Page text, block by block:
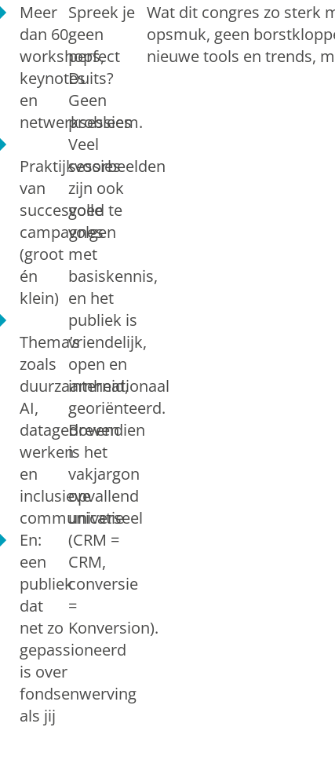
Meer
dan 60
workshops,
keynotes
en
netwerksessies
Praktijkvoorbeelden
van
succesvolle
campagnes
(groot
én
klein)
Thema’s
zoals
duurzaamheid,
AI,
datagedreven
werken
en
inclusieve
communicatie
En:
een
publiek
dat
net zo
gepassioneerd
is over
fondsenwerving
als jij
Spreek je
geen
perfect
Duits?
Geen
probleem.
Veel
sessies
zijn ook
goed te
volgen
met
basiskennis,
en het
publiek is
vriendelijk,
open en
internationaal
georiënteerd.
Bovendien
is het
vakjargon
opvallend
universeel
(CRM =
CRM,
conversie
=
Konversion).
Wat dit congres zo sterk
opsmuk, geen
nieuwe tools en trends,